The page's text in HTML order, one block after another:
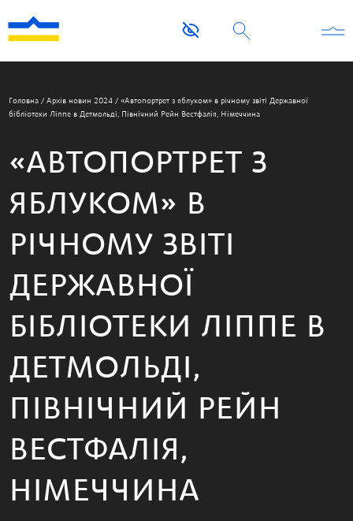
Головна / Архів новин 2024 / «Автопортрет з яблуком» в річному звіті Державної
бібліотеки Ліппе в Детмольді, Північний Рейн Вестфалія, Німеччина
«АВТОПОРТРЕТ З
ЯБЛУКОМ» В
РІЧНОМУ ЗВІТІ
ДЕРЖАВНОЇ
БІБЛІОТЕКИ ЛІППЕ В
ДЕТМОЛЬДІ,
ПІВНІЧНИЙ РЕЙН
ВЕСТФАЛІЯ,
НІМЕЧЧИНА